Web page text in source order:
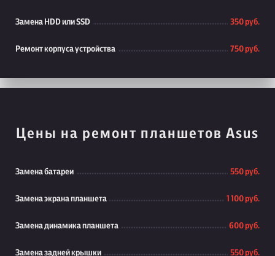
Замена HDD или SSD 350 руб.
Ремонт корпуса устройства 750 руб.
Цены на ремонт планшетов Asus
Замена батареи 550 руб.
Замена экрана планшета 1 100 руб.
Замена динамика планшета 600 руб.
Замена задней крышки 550 руб.